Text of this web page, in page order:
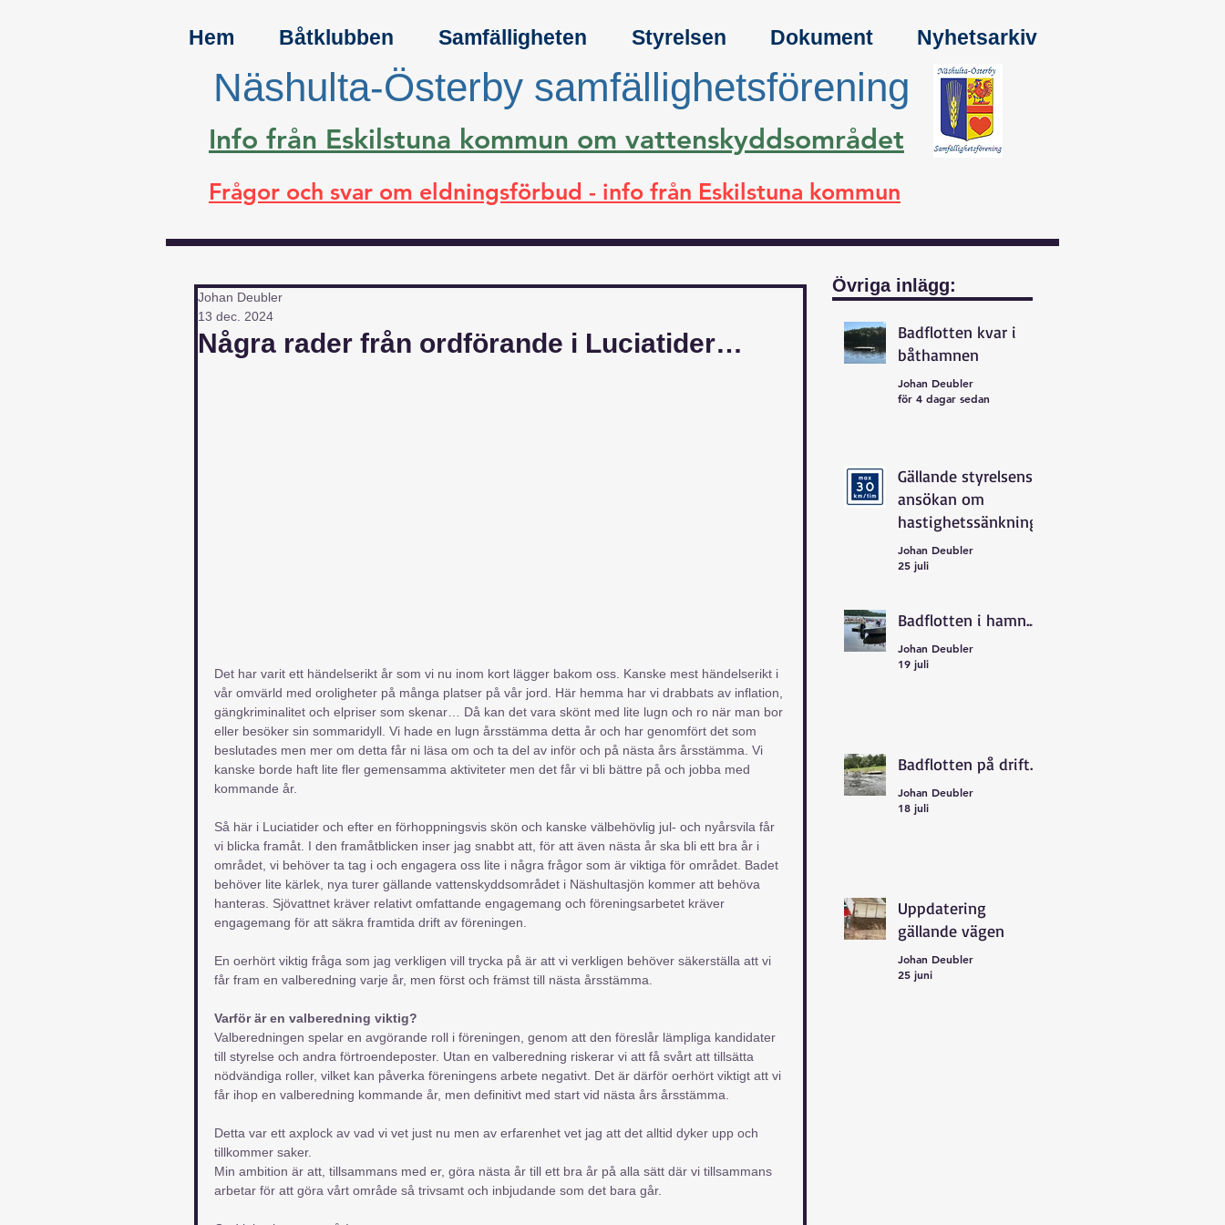
Hem Båtklubben Samfälligheten Styrelsen Dokument Nyhetsarkiv
Näshulta-Österby samfällighetsförening
Info från Eskilstuna kommun om vattenskyddsområdet
Frågor och svar om eldningsförbud - info från Eskilstuna kommun
Några rader från ordförande i Luciatider…
Johan Deubler
13 dec. 2024
Det har varit ett händelserikt år som vi nu inom kort lägger bakom oss. Kanske mest händelserikt i
vår omvärld med oroligheter på många platser på vår jord. Här hemma har vi drabbats av inflation,
gängkriminalitet och elpriser som skenar… Då kan det vara skönt med lite lugn och ro när man bor
eller besöker sin sommaridyll. Vi hade en lugn årsstämma detta år och har genomfört det som
beslutades men mer om detta får ni läsa om och ta del av inför och på nästa års årsstämma. Vi
kanske borde haft lite fler gemensamma aktiviteter men det får vi bli bättre på och jobba med
kommande år.
Så här i Luciatider och efter en förhoppningsvis skön och kanske välbehövlig jul- och nyårsvila får
vi blicka framåt. I den framåtblicken inser jag snabbt att, för att även nästa år ska bli ett bra år i
området, vi behöver ta tag i och engagera oss lite i några frågor som är viktiga för området. Badet
behöver lite kärlek, nya turer gällande vattenskyddsområdet i Näshultasjön kommer att behöva
hanteras. Sjövattnet kräver relativt omfattande engagemang och föreningsarbetet kräver
engagemang för att säkra framtida drift av föreningen.
En oerhört viktig fråga som jag verkligen vill trycka på är att vi verkligen behöver säkerställa att vi
får fram en valberedning varje år, men först och främst till nästa årsstämma.
Varför är en valberedning viktig?
Valberedningen spelar en avgörande roll i föreningen, genom att den föreslår lämpliga kandidater
till styrelse och andra förtroendeposter. Utan en valberedning riskerar vi att få svårt att tillsätta
nödvändiga roller, vilket kan påverka föreningens arbete negativt. Det är därför oerhört viktigt att vi
får ihop en valberedning kommande år, men definitivt med start vid nästa års årsstämma.
Detta var ett axplock av vad vi vet just nu men av erfarenhet vet jag att det alltid dyker upp och
tillkommer saker.
Min ambition är att, tillsammans med er, göra nästa år till ett bra år på alla sätt där vi tillsammans
arbetar för att göra vårt område så trivsamt och inbjudande som det bara går.
Övriga inlägg:
Badflotten kvar i
båthamnen
Johan Deubler
för 4 dagar sedan
Gällande styrelsens
ansökan om
hastighetssänkning
Johan Deubler
25 juli
Badflotten i hamn...
Johan Deubler
19 juli
Badflotten på drift...
Johan Deubler
18 juli
Uppdatering
gällande vägen
Johan Deubler
25 juni